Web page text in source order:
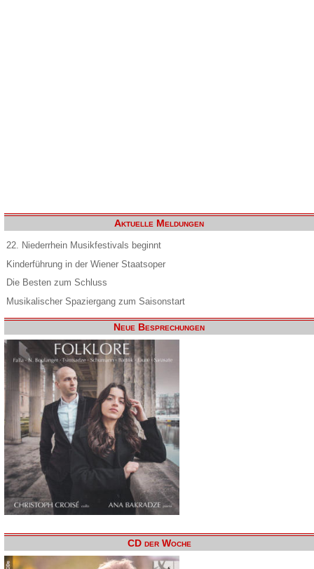
Aktuelle Meldungen
22. Niederrhein Musikfestivals beginnt
Kinderführung in der Wiener Staatsoper
Die Besten zum Schluss
Musikalischer Spaziergang zum Saisonstart
Neue Besprechungen
CD der Woche